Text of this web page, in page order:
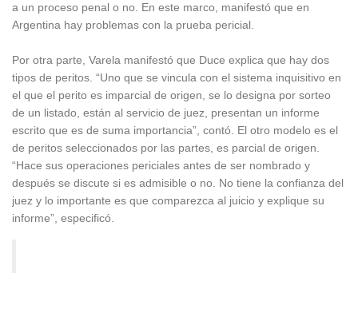
a un proceso penal o no. En este marco, manifestó que en
Argentina hay problemas con la prueba pericial.
Por otra parte, Varela manifestó que Duce explica que hay dos
tipos de peritos. “Uno que se vincula con el sistema inquisitivo en
el que el perito es imparcial de origen, se lo designa por sorteo
de un listado, están al servicio de juez, presentan un informe
escrito que es de suma importancia”, contó. El otro modelo es el
de peritos seleccionados por las partes, es parcial de origen.
“Hace sus operaciones periciales antes de ser nombrado y
después se discute si es admisible o no. No tiene la confianza del
juez y lo importante es que comparezca al juicio y explique su
informe”, especificó.